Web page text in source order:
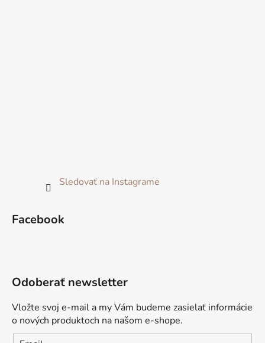
Sledovať na Instagrame
Facebook
Odoberať newsletter
Vložte svoj e-mail a my Vám budeme zasielať informácie
o nových produktoch na našom e-shope.